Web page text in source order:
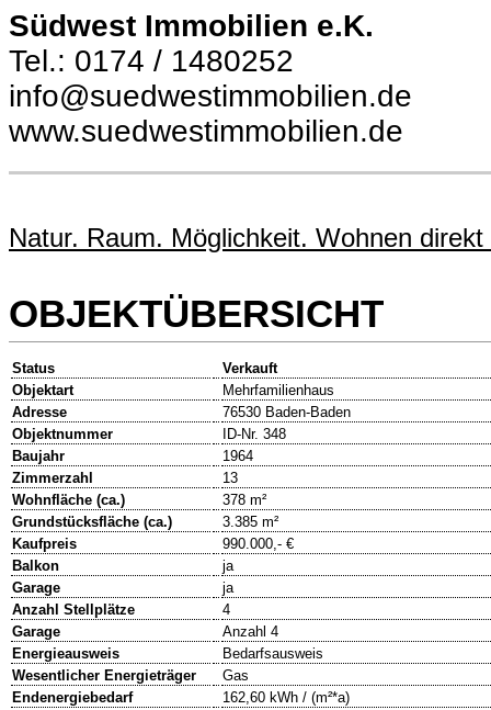
Südwest Immobilien e.K.
Tel.: 0174 / 1480252
info@suedwestimmobilien.de
www.suedwestimmobilien.de
Natur. Raum. Möglichkeit. Wohnen
OBJEKTÜBERSICHT
Status
Verkauft
Objektart
Mehrfamilienhaus
Adresse
76530 Baden-Baden
Objektnummer
ID-Nr. 348
Baujahr
1964
Zimmerzahl
13
Wohnfläche (ca.)
378 m²
Grundstücksfläche (ca.)
3.385 m²
Kaufpreis
990.000,- €
Balkon
ja
Garage
ja
Anzahl Stellplätze
4
Garage
Anzahl 4
Energieausweis
Bedarfsausweis
Wesentlicher Energieträger
Gas
Endenergiebedarf
162,60 kWh / (m²*a)